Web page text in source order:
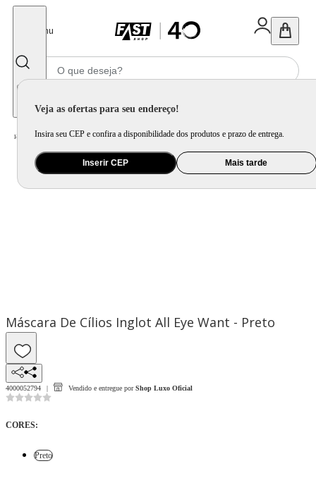
Menu
Veja as ofertas para seu endereço!
Insira seu CEP e confira a disponibilidade dos produtos e prazo de entrega.
Inserir CEP Mais tarde
Home Saúde e Beleza / Maquiagem / Olho / Máscara De Cílios Inglot All Eye Want -
Máscara De Cílios Inglot All Eye Want - Preto
4000052794 Vendido e entregue por Shop Luxo Oficial
CORES:
Preto